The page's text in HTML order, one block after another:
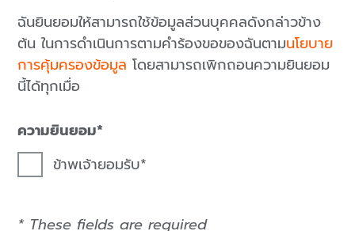
ฉันยินยอมให้สามารถใช้ข้อมูลส่วนบุคคลดังกล่าวข้าง
ต้น ในการดำเนินการตามคำร้องขอของฉันตามนโยบาย
การคุ้มครองข้อมูล โดยสามารถเพิกถอนความยินยอม
นี้ได้ทุกเมื่อ
ความยินยอม
ข้าพเจ้ายอมรับ
* These fields are required